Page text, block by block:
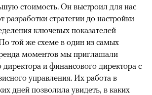
стоимость. Он выстроил для нас
разработки стратегии до настройки
ключевых показателей
той же схеме в один из самых
моментов мы приглашали
директора и финансового директора с
управления. Их работа в
дней позволила увидеть, в каких